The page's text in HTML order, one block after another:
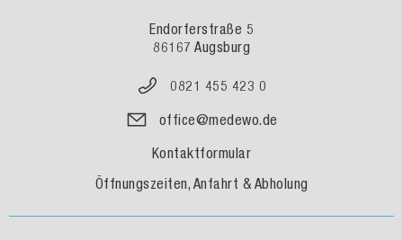
Endorferstraße 5
86167 Augsburg
0821 455 423 0
office@medewo.de
Kontaktformular
Öffnungszeiten, Anfahrt & Abholung